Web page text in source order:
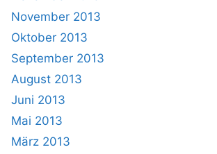
November 2013
Oktober 2013
September 2013
August 2013
Juni 2013
Mai 2013
März 2013